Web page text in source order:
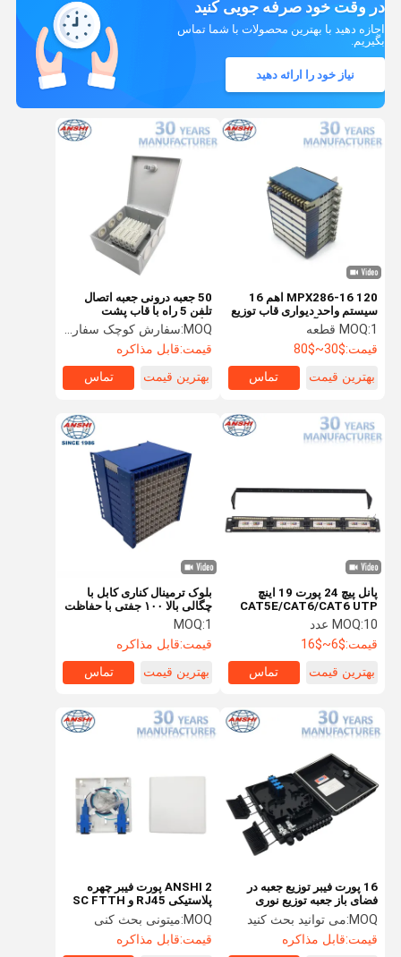
در وقت خود صرفه جویی کنید
اجازه دهید با بهترین محصولات با شما تماس
بگیریم.
نیاز خود را ارائه دهید
MPX286-16 120 اهم 16
سیستم واحد دیواری قاب توزیع
دیجیتال قاب آبی و سفید
MOQ:1 قطعه
قیمت:$30~$80
بهترین قیمت
تماس
50 جعبه درونی جعبه اتصال
تلفن 5 راه با قاب پشت
برگشت
MOQ: سفارش کوچک سفارش، بدون MOQ
قیمت:قابل مذاکره
بهترین قیمت
تماس
پانل پیچ 24 پورت 19 اینچ
CAT5E/CAT6/CAT6 UTP
پانل پیچ
MOQ:10 عدد
قیمت:$6~$16
بهترین قیمت
تماس
بلوک ترمینال کناری کابل با
چگالی بالا ۱۰۰ جفتی با حفاظت
ولتاژ و جریان برای قاب توزیع
اصلی MDF
MOQ:1
قیمت:قابل مذاکره
بهترین قیمت
تماس
16 پورت فیبر توزیع جعبه در
فضای باز جعبه توزیع نوری
MOQ: می توانید بحث کنید
قیمت:قابل مذاکره
ANSHI 2 پورت فیبر چهره
پلاستیکی RJ45 و SC FTTH
جعبه ترمینال ABS مواد
MOQ: میتونی بحث کنی
قیمت:قابل مذاکره